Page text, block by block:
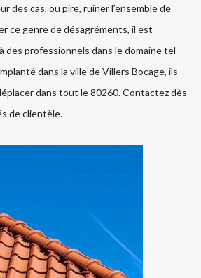
des cas, ou pire, ruiner l’ensemble de
ce genre de désagréments, il est
des professionnels dans le domaine tel
dans la ville de Villers Bocage, ils
dans tout le 80260. Contactez dès
de clientèle.